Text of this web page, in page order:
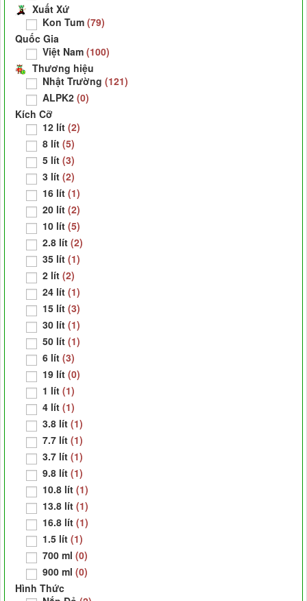
Xuất Xứ
Kon Tum (79)
Quốc Gia
Việt Nam (100)
Thương hiệu
Nhật Trường (121)
ALPK2 (0)
Kích Cỡ
12 lít (2)
8 lít (5)
5 lít (3)
3 lít (2)
16 lít (1)
20 lít (2)
10 lít (5)
2.8 lít (2)
35 lít (1)
2 lít (2)
24 lít (1)
15 lít (3)
30 lít (1)
50 lít (1)
6 lít (3)
19 lít (0)
1 lít (1)
4 lít (1)
3.8 lít (1)
7.7 lít (1)
3.7 lít (1)
9.8 lít (1)
10.8 lít (1)
13.8 lít (1)
16.8 lít (1)
1.5 lít (1)
700 ml (0)
900 ml (0)
Hình Thức